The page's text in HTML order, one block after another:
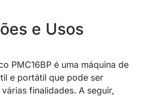
e Usos
PMC16BP é uma máquina de
e portátil que pode ser
finalidades. A seguir,